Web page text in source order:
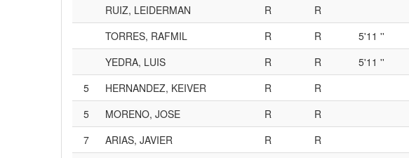
RUIZ, LEIDERMAN
R
R
TORRES, RAFMIL
R R 5'11 ''
YEDRA, LUIS
R R 5'11 ''
5
HERNANDEZ, KEIVER R
R
5
MORENO, JOSE R
R
7
ARIAS, JAVIER R
R